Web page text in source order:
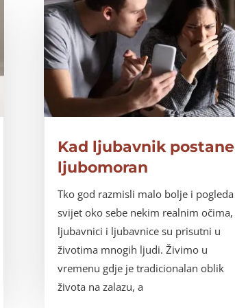
Kad ljubavnik postane
ljubomoran
Tko god razmisli malo bolje i pogleda
svijet oko sebe nekim realnim očima,
ljubavnici i ljubavnice su prisutni u
životima mnogih ljudi. Živimo u
vremenu gdje je tradicionalan oblik
života na zalazu, a